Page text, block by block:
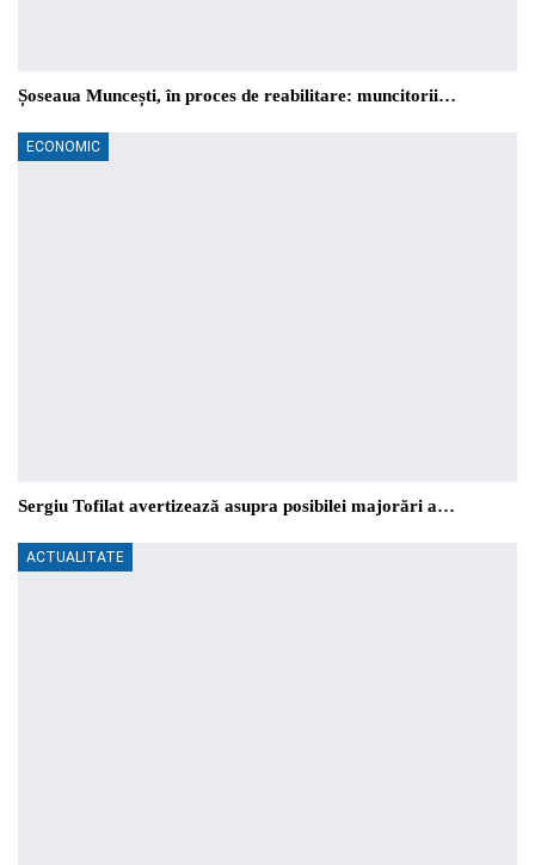
Șoseaua Muncești, în proces de reabilitare: muncitorii…
ECONOMIC
Sergiu Tofilat avertizează asupra posibilei majorări a…
ACTUALITATE